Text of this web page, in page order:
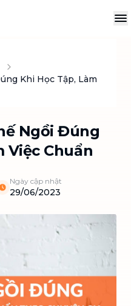
Khi Học Tập, Làm
Ngồi Đúng
Việc Chuẩn
Ngày cập nhật
29/06/2023